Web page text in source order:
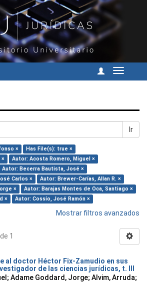
Cambiar
Ir
×
Has File(s): true ×
Autor: Acosta Romero, Miguel ×
Autor: Becerra Bautista, José ×
Carlos ×
Autor: Brewer-Carías, Allan R. ×
×
Autor: Barajas Montes de Oca, Santiago ×
×
Autor: Cossío, José Ramón ×
Mostrar filtros avanzados
1
al doctor Héctor Fix-Zamudio en sus
de las ciencias jurídicas, t. III
Adame Goddard, Jorge; Alvim, Arruda;